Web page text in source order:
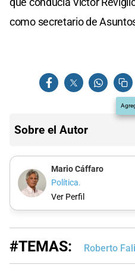
como secretario de
Sobre el Autor
Mario Cáffaro
Política.
Ver Perfil
#TEMAS: Roberto